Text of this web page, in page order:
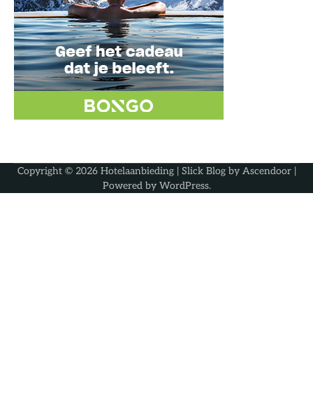
Copyright © 2026 Hotelaanbieding| Slick Blog by Ascendoor|
Powered by WordPress.